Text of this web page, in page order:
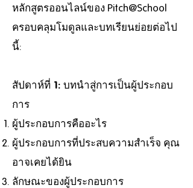
หลักสูตรออนไลน์ของ Pitch@School
ครอบคลุมโมดูลและบทเรียนย่อยต่อไป
นี้:
สัปดาห์ที่ 1: บทนำสู่การเป็นผู้ประกอบ
การ
ผู้ประกอบการคืออะไร
ผู้ประกอบการที่ประสบความสำเร็จ คุณ
อาจเคยได้ยิน
ลักษณะของผู้ประกอบการ